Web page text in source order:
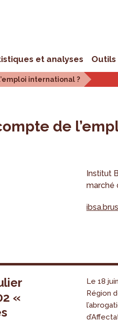
et analyses
international ?
de
Institut
marché
«
Le 18
Région